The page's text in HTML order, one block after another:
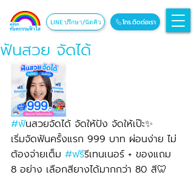
โทร.ติดต่อเรา
LINE ปรึกษา/นัดคิว
ฟันสวย จัดได้
#ฟันสวยจัดได้ จัดให้ปัง จัดให้เป๊ะ✨
เริ่มจัดฟันครั้งแรก 999 บาท ผ่อนง่าย ไม่
ต้องจ่ายเต็ม #ฟรีรีเทนเนอร์ + ของแถม
8 อย่าง เลือกสียางได้มากกว่า 80 สี🦷